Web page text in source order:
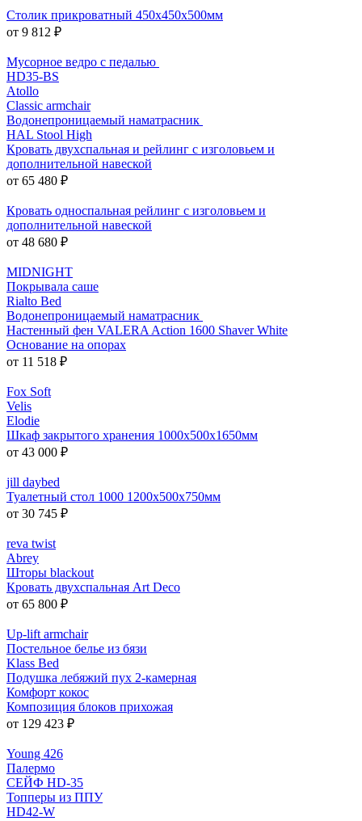
Столик прикроватный 450x450x500мм
от 9 812 ₽
Мусорное ведро с педалью
HD35-BS
Atollo
Classic armchair
Водонепроницаемый наматрасник
HAL Stool High
Кровать двухспальная и рейлинг с изголовьем и
дополнительной навеской
от 65 480 ₽
Кровать односпальная рейлинг с изголовьем и
дополнительной навеской
от 48 680 ₽
MIDNIGHT
Покрывала саше
Rialto Bed
Водонепроницаемый наматрасник
Настенный фен VALERA Action 1600 Shaver White
Основание на опорах
от 11 518 ₽
Fox Soft
Velis
Elodie
Шкаф закрытого хранения 1000x500x1650мм
от 43 000 ₽
jill daybed
Туалетный стол 1000 1200x500x750мм
от 30 745 ₽
reva twist
Abrey
Шторы blackout
Кровать двухспальная Art Deco
от 65 800 ₽
Up-lift armchair
Постельное белье из бязи
Klass Bed
Подушка лебяжий пух 2-камерная
Комфорт кокос
Композиция блоков прихожая
от 129 423 ₽
Young 426
Палермо
СЕЙФ HD-35
Топперы из ППУ
HD42-W